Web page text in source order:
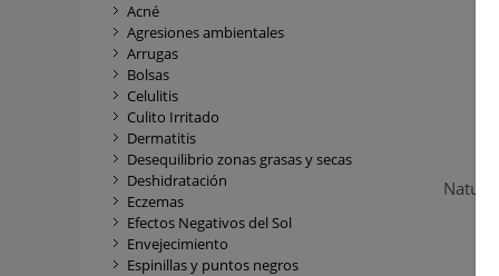
Acné
Agresiones ambientales
Arrugas
Bolsas
Celulitis
Culito Irritado
Dermatitis
Desequilibrio zonas grasas y secas
Deshidratación
Eczemas
Efectos Negativos del Sol
Envejecimiento
Espinillas y puntos negros